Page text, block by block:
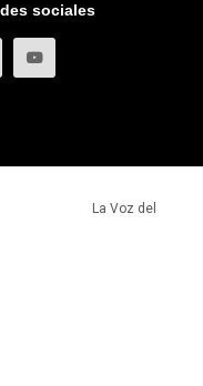
sociales
La Voz del